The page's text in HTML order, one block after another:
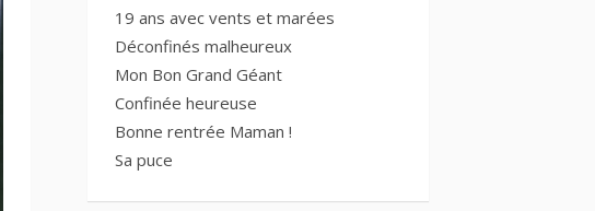
19 ans avec vents et marées
Déconfinés malheureux
Mon Bon Grand Géant
Confinée heureuse
Bonne rentrée Maman !
Sa puce